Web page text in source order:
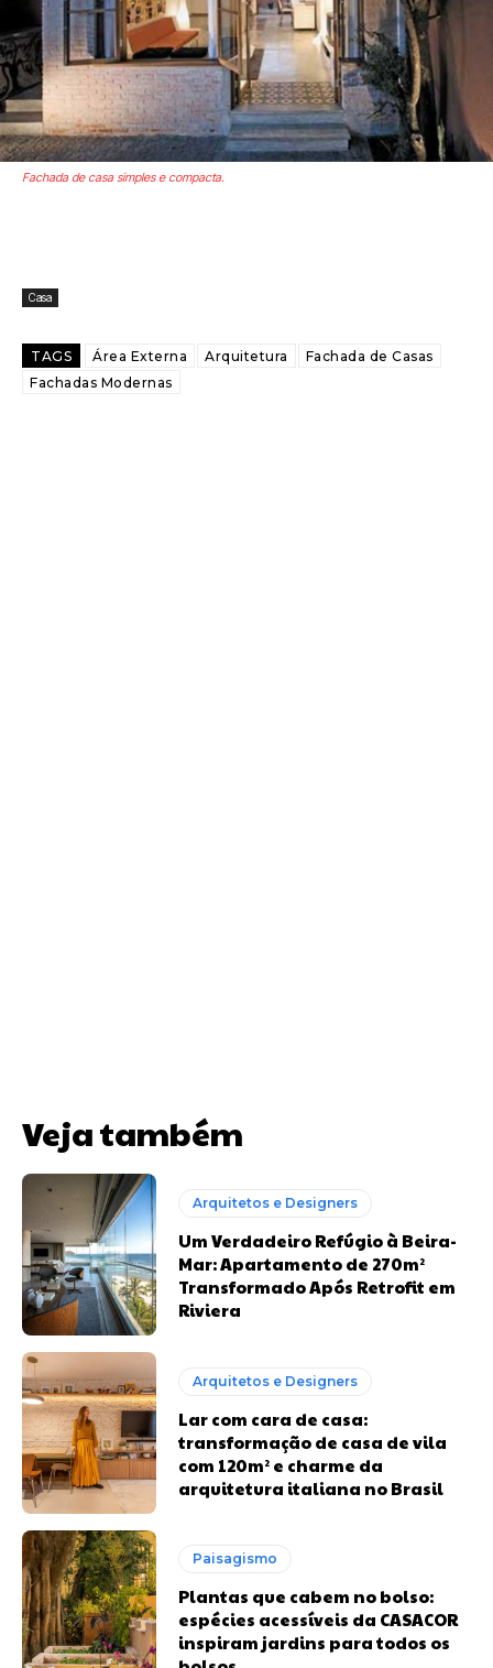
Fachada de casa simples e compacta.
Casa
TAGS Área Externa Arquitetura
Fachada de Casas
Fachadas Modernas
Veja também
Arquitetos e Designers
Um Verdadeiro Refúgio à Beira-
Mar: Apartamento de 270m²
Transformado Após Retrofit em
Riviera
Arquitetos e Designers
Lar com cara de casa:
transformação de casa de vila
com 120m² e charme da
arquitetura italiana no Brasil
Paisagismo
Plantas que cabem no bolso:
espécies acessíveis da CASACOR
inspiram jardins para todos os